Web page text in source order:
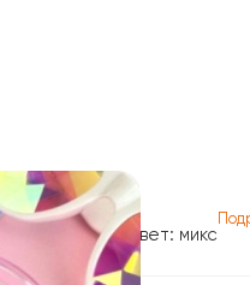
Actiontoys
Антистрессы
Головоломки
Цвет: микс